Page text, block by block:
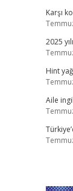
Karşı
2025
Hint
Aile